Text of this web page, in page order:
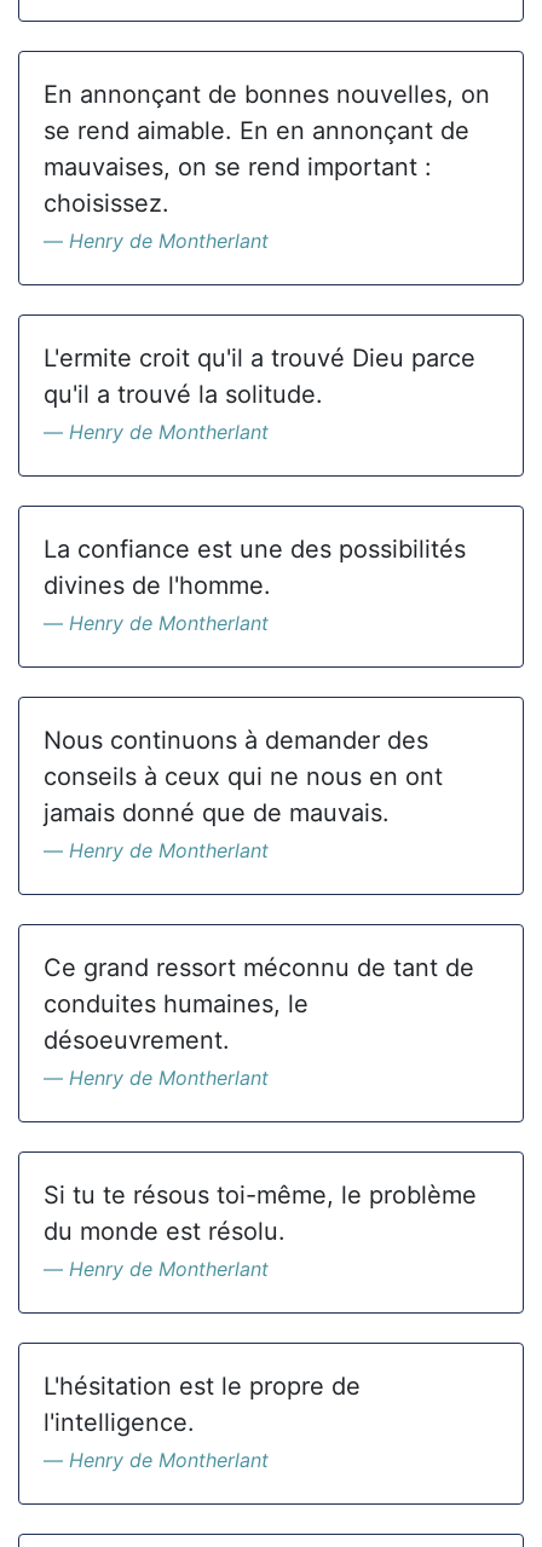
En annonçant de bonnes nouvelles, on
se rend aimable. En en annonçant de
mauvaises, on se rend important :
choisissez.
Henry de Montherlant
L'ermite croit qu'il a trouvé Dieu parce
qu'il a trouvé la solitude.
Henry de Montherlant
La confiance est une des possibilités
divines de l'homme.
Henry de Montherlant
Nous continuons à demander des
conseils à ceux qui ne nous en ont
jamais donné que de mauvais.
Henry de Montherlant
Ce grand ressort méconnu de tant de
conduites humaines, le
désoeuvrement.
Henry de Montherlant
Si tu te résous toi-même, le problème
du monde est résolu.
Henry de Montherlant
L'hésitation est le propre de
l'intelligence.
Henry de Montherlant